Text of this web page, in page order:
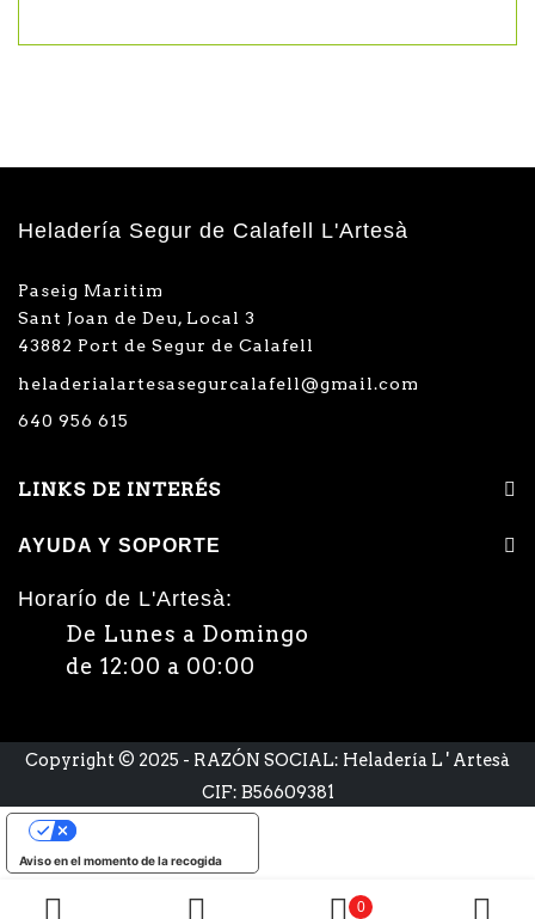
Heladería Segur de Calafell L'Artesà
Paseig Maritim
Sant Joan de Deu, Local 3
43882 Port de Segur de Calafell
heladerialartesasegurcalafell@gmail.com
640 956 615
LINKS DE INTERÉS
AYUDA Y SOPORTE
Horarío de L'Artesà:
De Lunes a Domingo
de 12:00 a 00:00
Copyright © 2025 - RAZÓN SOCIAL: Heladería L ' Artesà
CIF: B56609381
Aviso en el momento de la recogida